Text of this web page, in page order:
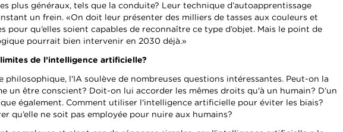
plus généraux, tels que la conduite? Leur technique d’autoapprentissage
un frein. «On doit leur présenter des milliers de tasses aux couleurs et
pour qu’elles soient capables de reconnaître ce type d’objet. Mais le point de
pourrait bien intervenir en 2030 déjà.»
de l’intelligence artificielle?
philosophique, l'IA soulève de nombreuses questions intéressantes. Peut-on la
un être conscient? Doit-on lui accorder les mêmes droits qu'à un humain? D’un
également. Comment utiliser l'intelligence artificielle pour éviter les biais?
qu’elle ne soit pas employée pour nuire aux humains?